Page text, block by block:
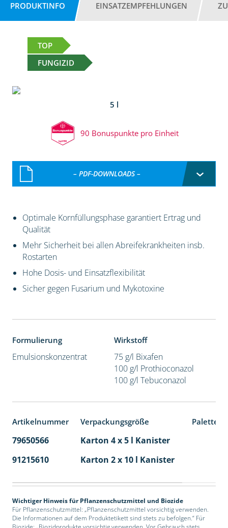
PRODUKTINFO EINSATZEMPFEHLUNGEN
TOP
FUNGIZID
5 l
90 Bonuspunkte pro Einheit
– PDF-DOWNLOADS –
Optimale Kornfüllungsphase garantiert Ertrag und
Qualität
Mehr Sicherheit bei allen Abreifekrankheiten insb.
Rostarten
Hohe Dosis- und Einsatzflexibilität
Sicher gegen Fusarium und Mykotoxine
Formulierung
Emulsionskonzentrat
Wirkstoff
75 g/l Bixafen
100 g/l Prothioconazol
100 g/l Tebuconazol
Artikelnummer Verpackungsgröße
79650566 Karton 4 x 5 l Kanister
91215610
Karton 2 x 10 l Kanister
Wichtiger Hinweis für Pflanzenschutzmittel und Biozide
Für Pflanzenschutzmittel: „Pflanzenschutzmittel vorsichtig verwenden.
Die Informationen auf dem Produktetikett sind stets zu befolgen.“ Für